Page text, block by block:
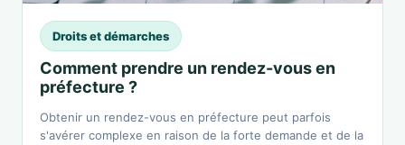
Droits et démarches
Comment prendre un rendez-vous en
préfecture ?
Obtenir un rendez-vous en préfecture peut parfois
s'avérer complexe en raison de la forte demande et de la